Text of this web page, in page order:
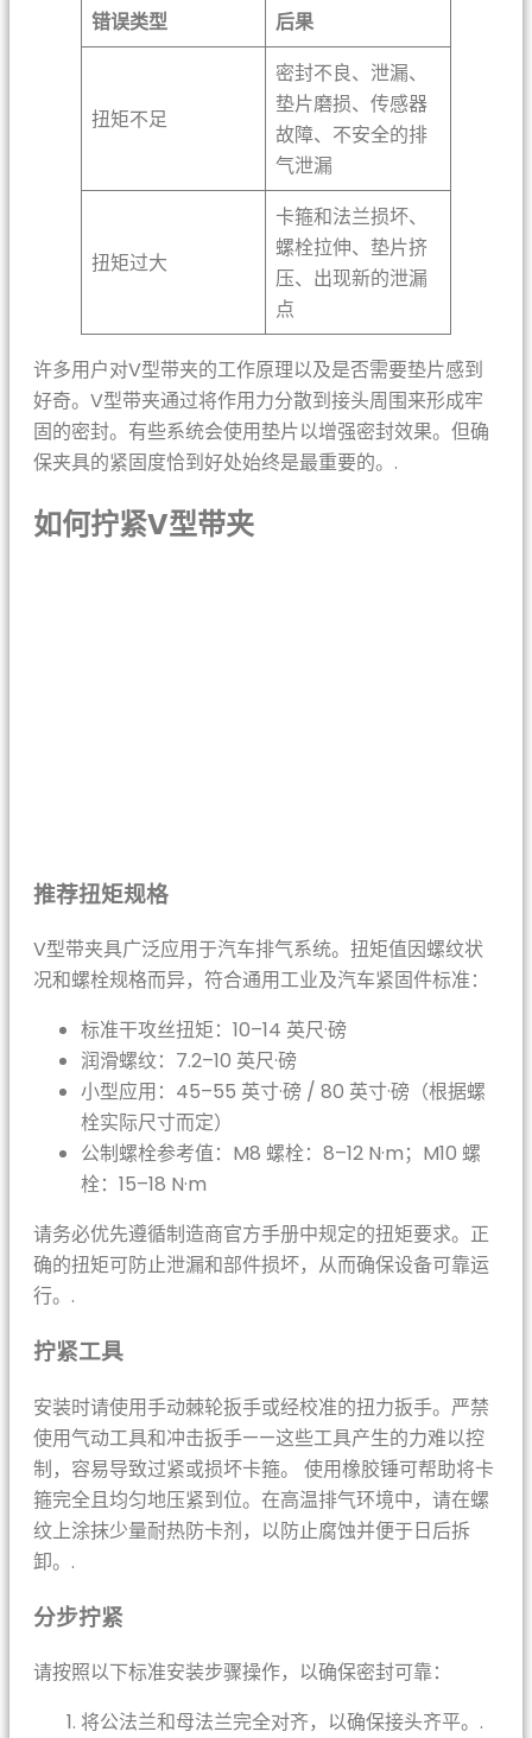
错误类型 后果
扭矩不足
密封不良、泄漏、
垫片磨损、传感器
故障、不安全的排
气泄漏
扭矩过大
卡箍和法兰损坏、
螺栓拉伸、垫片挤
压、出现新的泄漏
点
许多用户对V型带夹的工作原理以及是否需要垫片感到
好奇。V型带夹通过将作用力分散到接头周围来形成牢
固的密封。有些系统会使用垫片以增强密封效果。但确
保夹具的紧固度恰到好处始终是最重要的。.
如何拧紧V型带夹
推荐扭矩规格
V型带夹具广泛应用于汽车排气系统。扭矩值因螺纹状
况和螺栓规格而异，符合通用工业及汽车紧固件标准：
标准干攻丝扭矩：10–14 英尺·磅
润滑螺纹：7.2–10 英尺·磅
小型应用：45–55 英寸·磅 / 80 英寸·磅（根据螺
栓实际尺寸而定）
公制螺栓参考值：M8 螺栓：8–12 N·m；M10 螺
栓：15–18 N·m
请务必优先遵循制造商官方手册中规定的扭矩要求。正
确的扭矩可防止泄漏和部件损坏，从而确保设备可靠运
行。.
拧紧工具
安装时请使用手动棘轮扳手或经校准的扭力扳手。严禁
使用气动工具和冲击扳手——这些工具产生的力难以控
制，容易导致过紧或损坏卡箍。 使用橡胶锤可帮助将卡
箍完全且均匀地压紧到位。在高温排气环境中，请在螺
纹上涂抹少量耐热防卡剂，以防止腐蚀并便于日后拆
卸。.
分步拧紧
请按照以下标准安装步骤操作，以确保密封可靠：
将公法兰和母法兰完全对齐，以确保接头齐平。.